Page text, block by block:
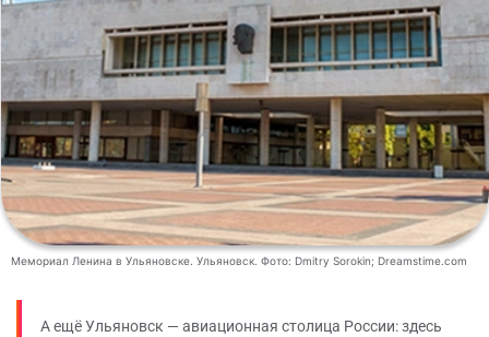
Мемориал Ленина в Ульяновске. Ульяновск. Фото: Dmitry Sorokin; Dreamstime.com
А ещё Ульяновск — авиационная столица России: здесь